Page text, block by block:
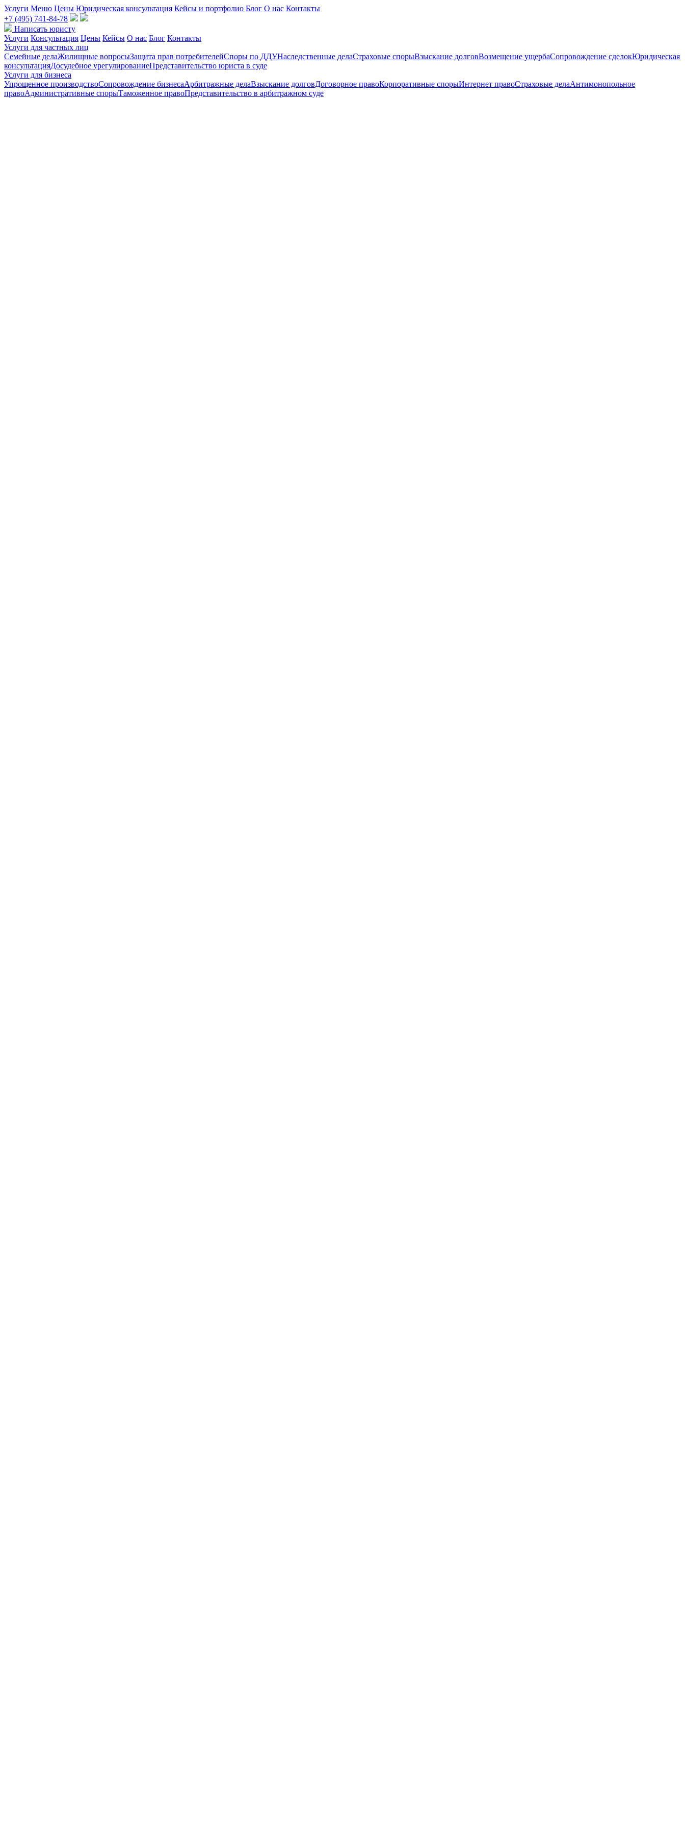
Услуги Меню Цены Юридическая консультация Кейсы и портфолио Блог О нас Контакты
+7 (495) 741-84-78
Написать юристу
Услуги Консультация Цены Кейсы О нас Блог Контакты
Услуги для частных лиц
Семейные делаЖилищные вопросыЗащита прав потребителейСпоры по ДДУНаследственные делаСтраховые спорыВзыскание долговВозмещение ущербаСопровождение сделокЮридическая
консультацияДосудебное урегулированиеПредставительство юриста в суде
Услуги для бизнеса
Упрощенное производствоСопровождение бизнесаАрбитражные делаВзыскание долговДоговорное правоКорпоративные спорыИнтернет правоСтраховые делаАнтимонопольное
правоАдминистративные спорыТаможенное правоПредставительство в арбитражном суде